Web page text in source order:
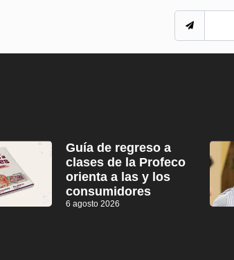
Guía de regreso a
clases de la Profeco
orienta a las y los
consumidores
6 agosto 2026